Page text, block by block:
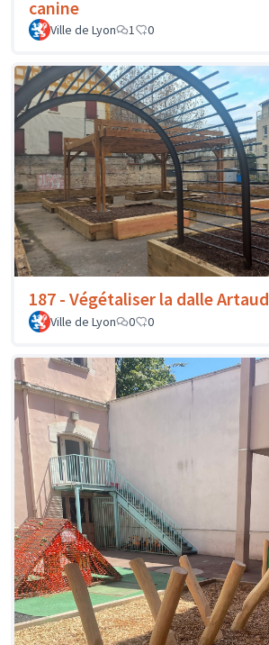
canine
Ville de Lyon 1 0
187 - Végétaliser la dalle Artaud
Ville de Lyon
0 0